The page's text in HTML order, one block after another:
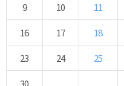
9
10 11
16
17 18
23
24 25
30